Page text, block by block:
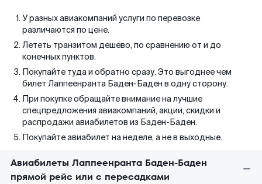
У разных авиакомпаний услуги по перевозке
различаются по цене.
Лететь транзитом дешево, по сравнению от и до
конечных пунктов.
Покупайте туда и обратно сразу. Это выгоднее чем
билет Лаппеенранта Баден-Баден в одну сторону.
При покупке обращайте внимание на лучшие
спецпредложения авиакомпаний, акции, скидки и
распродажи авиабилетов из Баден-Баден.
Покупайте авиабилет на неделе, а не в выходные.
Авиабилеты Лаппеенранта Баден-Баден
прямой рейс или с пересадками